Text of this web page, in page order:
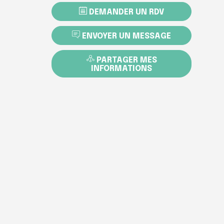
DEMANDER UN RDV
ENVOYER UN MESSAGE
PARTAGER MES
INFORMATIONS